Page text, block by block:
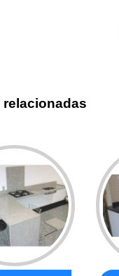
relacionadas